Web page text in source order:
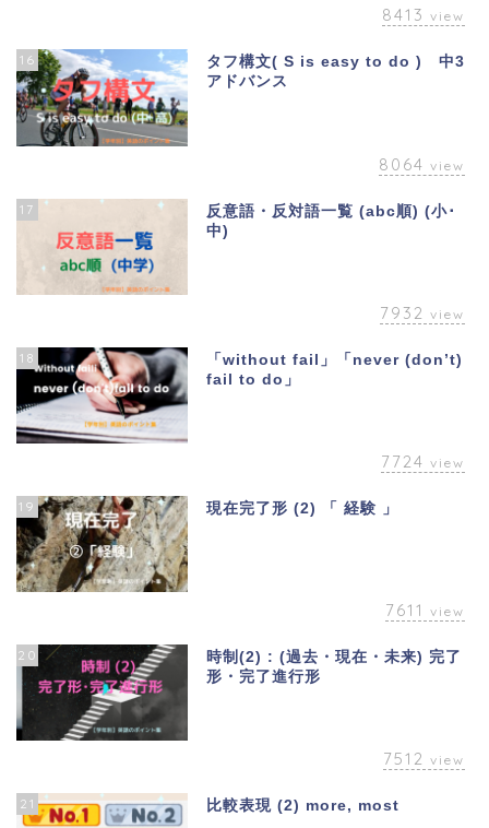
8413 view
16
タフ構文( S is easy to do ) 中3
アドバンス
8064 view
17
反意語・反対語一覧 (abc順) (小･
中)
7932 view
18
「without fail」「never (don’t)
fail to do」
7724 view
19 現在完了形 (2) 「 経験 」
7611 view
20
時制(2) : (過去・現在・未来) 完了
形・完了進行形
7512 view
21 比較表現 (2) more, most